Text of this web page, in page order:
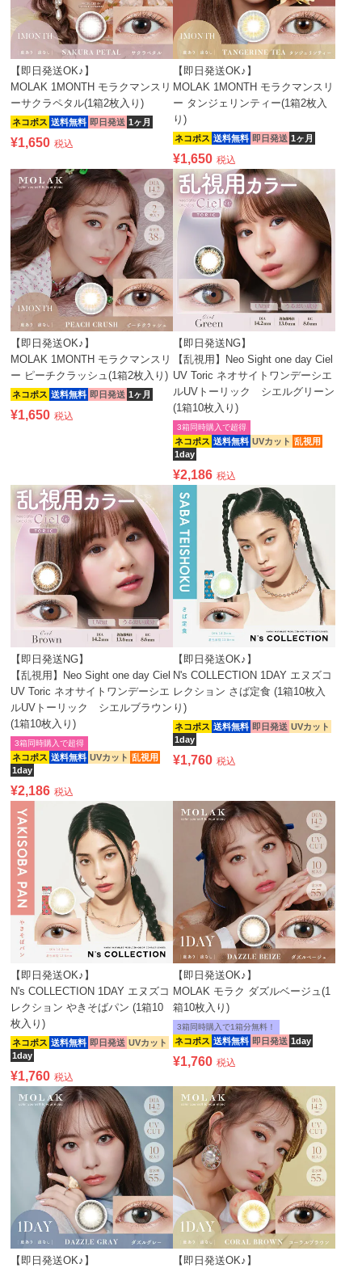
【即日発送OK♪】
MOLAK 1MONTH モラクマンスリ
ーサクラペタル(1箱2枚入り)
ネコポス 送料無料 即日発送 1ヶ月
¥1,650 税込
【即日発送OK♪】
MOLAK 1MONTH モラクマンスリ
ー タンジェリンティー(1箱2枚入
り)
ネコポス 送料無料 即日発送 1ヶ月
¥1,650 税込
【即日発送OK♪】
MOLAK 1MONTH モラクマンスリ
ー ピーチクラッシュ(1箱2枚入り)
ネコポス 送料無料 即日発送 1ヶ月
¥1,650 税込
【即日発送NG】
【乱視用】Neo Sight one day Ciel
UV Toric ネオサイトワンデーシエ
ルUVトーリック シエルグリーン
(1箱10枚入り)
ネコポス 送料無料 UVカット 乱視用
1day
3箱同時購入で超得
¥2,186 税込
【即日発送NG】
【乱視用】Neo Sight one day Ciel
UV Toric ネオサイトワンデーシエ
ルUVトーリック シエルブラウン
(1箱10枚入り)
ネコポス 送料無料 UVカット 乱視用
1day
3箱同時購入で超得
¥2,186 税込
【即日発送OK♪】
N's COLLECTION 1DAY エヌズコ
レクション さば定食 (1箱10枚入
り)
ネコポス 送料無料 即日発送 UVカット
1day
¥1,760 税込
【即日発送OK♪】
N's COLLECTION 1DAY エヌズコ
レクション やきそばパン (1箱10
枚入り)
ネコポス 送料無料 即日発送 UVカット
1day
¥1,760 税込
【即日発送OK♪】
MOLAK モラク ダズルベージュ(1
箱10枚入り)
ネコポス 送料無料 即日発送 1day
3箱同時購入で1箱分無料！
¥1,760 税込
【即日発送OK♪】
【即日発送OK♪】